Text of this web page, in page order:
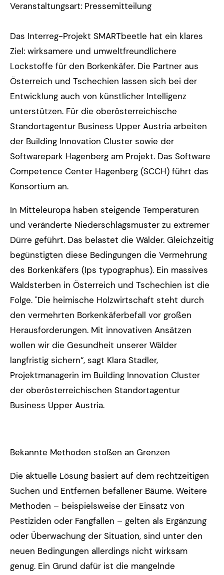
Veranstaltungsart: Pressemitteilung
Das Interreg-Projekt SMARTbeetle hat ein klares
Ziel: wirksamere und umweltfreundlichere
Lockstoffe für den Borkenkäfer. Die Partner aus
Österreich und Tschechien lassen sich bei der
Entwicklung auch von künstlicher Intelligenz
unterstützen. Für die oberösterreichische
Standortagentur Business Upper Austria arbeiten
der Building Innovation Cluster sowie der
Softwarepark Hagenberg am Projekt. Das Software
Competence Center Hagenberg (SCCH) führt das
Konsortium an.
In Mitteleuropa haben steigende Temperaturen
und veränderte Niederschlagsmuster zu extremer
Dürre geführt. Das belastet die Wälder. Gleichzeitig
begünstigten diese Bedingungen die Vermehrung
des Borkenkäfers (Ips typographus). Ein massives
Waldsterben in Österreich und Tschechien ist die
Folge. "Die heimische Holzwirtschaft steht durch
den vermehrten Borkenkäferbefall vor großen
Herausforderungen. Mit innovativen Ansätzen
wollen wir die Gesundheit unserer Wälder
langfristig sichern“, sagt Klara Stadler,
Projektmanagerin im Building Innovation Cluster
der oberösterreichischen Standortagentur
Business Upper Austria.
Bekannte Methoden stoßen an Grenzen
Die aktuelle Lösung basiert auf dem rechtzeitigen
Suchen und Entfernen befallener Bäume. Weitere
Methoden – beispielsweise der Einsatz von
Pestiziden oder Fangfallen – gelten als Ergänzung
oder Überwachung der Situation, sind unter den
neuen Bedingungen allerdings nicht wirksam
genug. Ein Grund dafür ist die mangelnde